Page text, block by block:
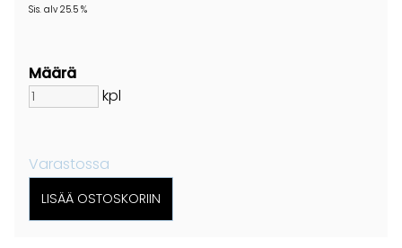
Sis. alv 25.5 %
Määrä
kpl
Varastossa